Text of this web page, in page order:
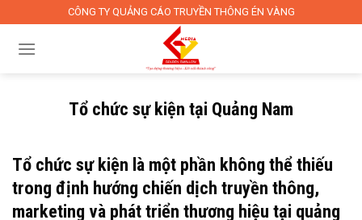
content
CÔNG TY QUẢNG CÁO TRUYỀN THÔNG ÉN VÀNG
Tổ chức sự kiện tại Quảng Nam
Tổ chức sự kiện là một phần không thể thiếu
trong định hướng chiến dịch truyền thông,
marketing và phát triển thương hiệu tại quảng